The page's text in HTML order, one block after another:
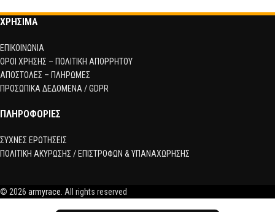
ΧΡΗΣΙΜΑ
ΕΠΙΚΟΙΝΩΝΙΑ
ΟΡΟΙ ΧΡΗΣΗΣ – ΠΟΛΙΤΙΚΗ ΑΠΟΡΡΗΤΟΥ
ΑΠΟΣΤΟΛΕΣ – ΠΛΗΡΩΜΕΣ
ΠΡΟΣΩΠΙΚΑ ΔΕΔΟΜΕΝΑ / GDPR
ΠΛΗΡΟΦΟΡΙΕΣ
ΣΥΧΝΕΣ ΕΡΩΤΗΣΕΙΣ
ΠΟΛΙΤΙΚΗ ΑΚΥΡΩΣΗΣ / ΕΠΙΣΤΡΟΦΩΝ & ΥΠΑΝΑΧΩΡΗΣΗΣ
© 2026 armyrace . All rights reserved